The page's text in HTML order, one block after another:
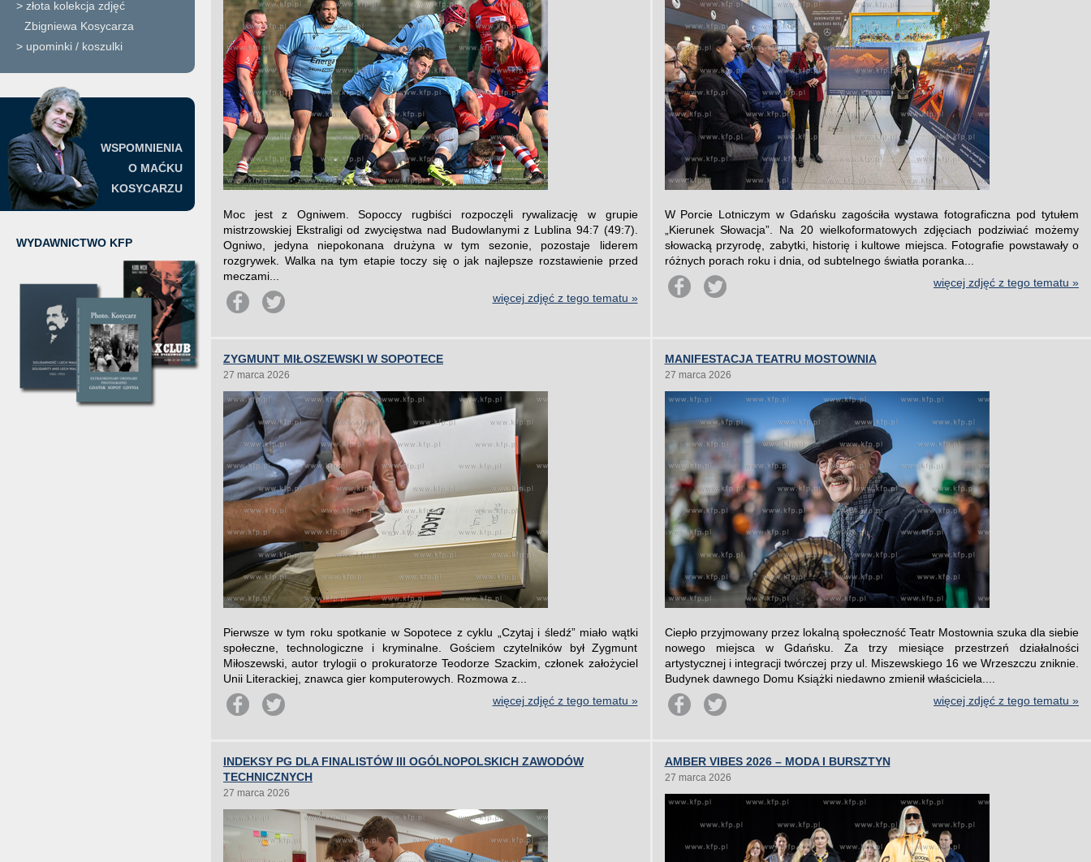
> złota kolekcja zdjęć
Zbigniewa Kosycarza
> upominki / koszulki
WSPOMNIENIA
O MAĆKU
KOSYCARZU
WYDAWNICTWO KFP
Moc jest z Ogniwem. Sopoccy rugbiści rozpoczęli rywalizację w grupie
mistrzowskiej Ekstraligi od zwycięstwa nad Budowlanymi z Lublina 94:7 (49:7).
Ogniwo, jedyna niepokonana drużyna w tym sezonie, pozostaje liderem
rozgrywek. Walka na tym etapie toczy się o jak najlepsze rozstawienie przed
meczami...
więcej zdjęć z tego tematu »
W Porcie Lotniczym w Gdańsku zagościła wystawa fotograficzna pod tytułem
„Kierunek Słowacja”. Na 20 wielkoformatowych zdjęciach podziwiać możemy
słowacką przyrodę, zabytki, historię i kultowe miejsca. Fotografie powstawały o
różnych porach roku i dnia, od subtelnego światła poranka...
więcej zdjęć z tego tematu »
ZYGMUNT MIŁOSZEWSKI W SOPOTECE
27 marca 2026
Pierwsze w tym roku spotkanie w Sopotece z cyklu „Czytaj i śledź” miało wątki
społeczne, technologiczne i kryminalne. Gościem czytelników był Zygmunt
Miłoszewski, autor trylogii o prokuratorze Teodorze Szackim, członek założyciel
Unii Literackiej, znawca gier komputerowych. Rozmowa z...
więcej zdjęć z tego tematu »
MANIFESTACJA TEATRU MOSTOWNIA
27 marca 2026
Ciepło przyjmowany przez lokalną społeczność Teatr Mostownia szuka dla siebie
nowego miejsca w Gdańsku. Za trzy miesiące przestrzeń działalności
artystycznej i integracji twórczej przy ul. Miszewskiego 16 we Wrzeszczu zniknie.
Budynek dawnego Domu Książki niedawno zmienił właściciela....
więcej zdjęć z tego tematu »
INDEKSY PG DLA FINALISTÓW III OGÓLNOPOLSKICH ZAWODÓW
TECHNICZNYCH
27 marca 2026
AMBER VIBES 2026 – MODA I BURSZTYN
27 marca 2026